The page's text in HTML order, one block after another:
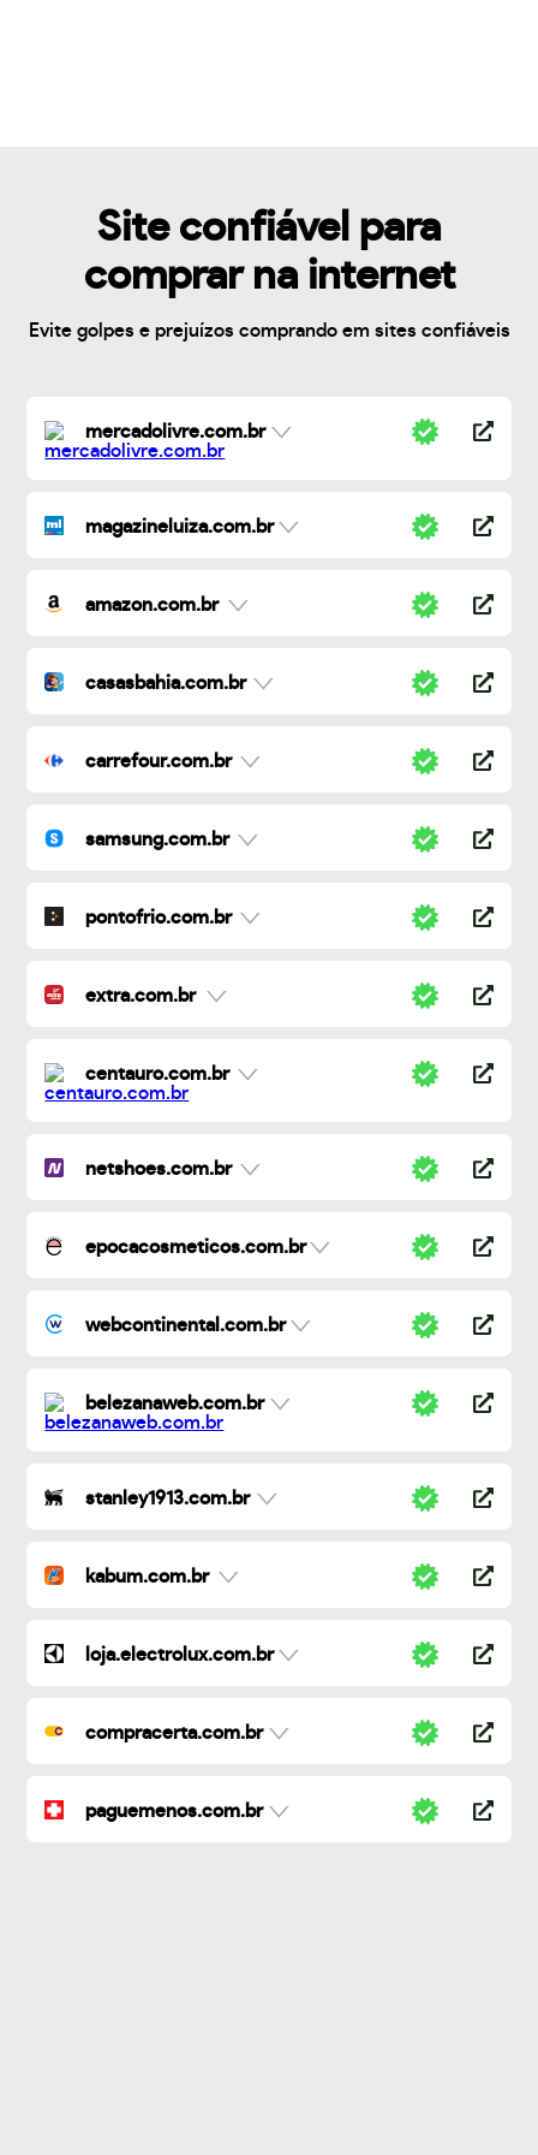
Site confiável para
comprar na internet
Evite golpes e prejuízos comprando em sites confiáveis
mercadolivre.com.br
magazineluiza.com.br
amazon.com.br
casasbahia.com.br
carrefour.com.br
samsung.com.br
pontofrio.com.br
extra.com.br
centauro.com.br
netshoes.com.br
epocacosmeticos.com.br
webcontinental.com.br
belezanaweb.com.br
stanley1913.com.br
kabum.com.br
loja.electrolux.com.br
compracerta.com.br
paguemenos.com.br